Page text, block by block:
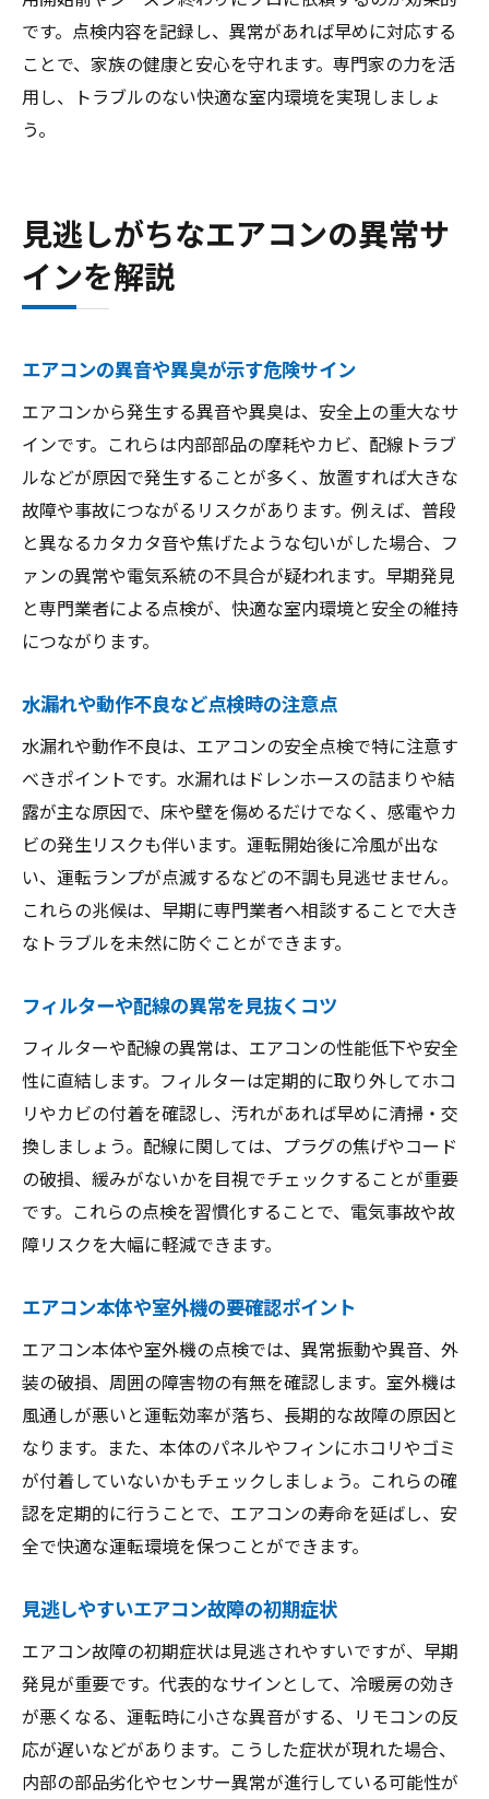
です。点検内容を記録し、異常があれば早めに対応する
ことで、家族の健康と安心を守れます。専門家の力を活
用し、トラブルのない快適な室内環境を実現しましょ
う。
見逃しがちなエアコンの異常サ
インを解説
エアコンの異音や異臭が示す危険サイン
エアコンから発生する異音や異臭は、安全上の重大なサ
インです。これらは内部部品の摩耗やカビ、配線トラブ
ルなどが原因で発生することが多く、放置すれば大きな
故障や事故につながるリスクがあります。例えば、普段
と異なるカタカタ音や焦げたような匂いがした場合、フ
ァンの異常や電気系統の不具合が疑われます。早期発見
と専門業者による点検が、快適な室内環境と安全の維持
につながります。
水漏れや動作不良など点検時の注意点
水漏れや動作不良は、エアコンの安全点検で特に注意す
べきポイントです。水漏れはドレンホースの詰まりや結
露が主な原因で、床や壁を傷めるだけでなく、感電やカ
ビの発生リスクも伴います。運転開始後に冷風が出な
い、運転ランプが点滅するなどの不調も見逃せません。
これらの兆候は、早期に専門業者へ相談することで大き
なトラブルを未然に防ぐことができます。
フィルターや配線の異常を見抜くコツ
フィルターや配線の異常は、エアコンの性能低下や安全
性に直結します。フィルターは定期的に取り外してホコ
リやカビの付着を確認し、汚れがあれば早めに清掃・交
換しましょう。配線に関しては、プラグの焦げやコード
の破損、緩みがないかを目視でチェックすることが重要
です。これらの点検を習慣化することで、電気事故や故
障リスクを大幅に軽減できます。
エアコン本体や室外機の要確認ポイント
エアコン本体や室外機の点検では、異常振動や異音、外
装の破損、周囲の障害物の有無を確認します。室外機は
風通しが悪いと運転効率が落ち、長期的な故障の原因と
なります。また、本体のパネルやフィンにホコリやゴミ
が付着していないかもチェックしましょう。これらの確
認を定期的に行うことで、エアコンの寿命を延ばし、安
全で快適な運転環境を保つことができます。
見逃しやすいエアコン故障の初期症状
エアコン故障の初期症状は見逃されやすいですが、早期
発見が重要です。代表的なサインとして、冷暖房の効き
が悪くなる、運転時に小さな異音がする、リモコンの反
応が遅いなどがあります。こうした症状が現れた場合、
内部の部品劣化やセンサー異常が進行している可能性が